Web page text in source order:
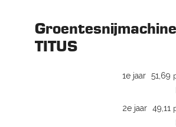
TITUS
1e jaar 51,69
2e jaar 49,11